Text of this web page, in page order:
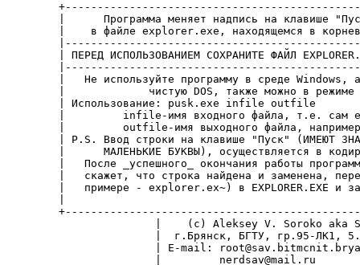
|      Программа меняет надпись на клавише
|    в файле explorer.exe, находящемся в
| ПЕРЕД ИСПОЛЬЗОВАНИЕМ СОХРАНИТЕ ФАЙЛ
|   Не используйте программу в среде Windows,
|             чистую DOS, также можно в
| Использование: pusk.exe infile
|         infile-имя входного файла, т.е.
|         outfile-имя выходного файла,
| P.S. Ввод строки на клавише "Пуск" (ИМЕЮТ
|      МАЛЕНЬКИЕ БУКВЫ), осуществляется в
|   После _успешного_ окончания работы
|   скажет, что строка найдена и заменена,
|   примере - explorer.ex~) в EXPLORER.EXE и
|    (с) Aleksey V. Soroko aka
|  г.Брянск, БГТУ, гр.95-ЛК1,
| E-mail:
|         nerdsav@mail.ru